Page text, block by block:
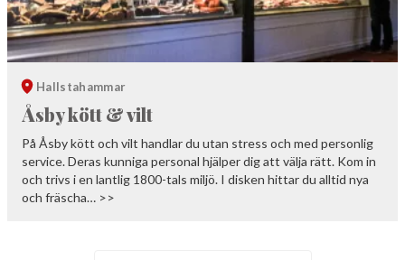
Hallstahammar
Åsby kött & vilt
På Åsby kött och vilt handlar du utan stress och med personlig
service. Deras kunniga personal hjälper dig att välja rätt. Kom in
och trivs i en lantlig 1800-tals miljö. I disken hittar du alltid nya
och fräscha… >>